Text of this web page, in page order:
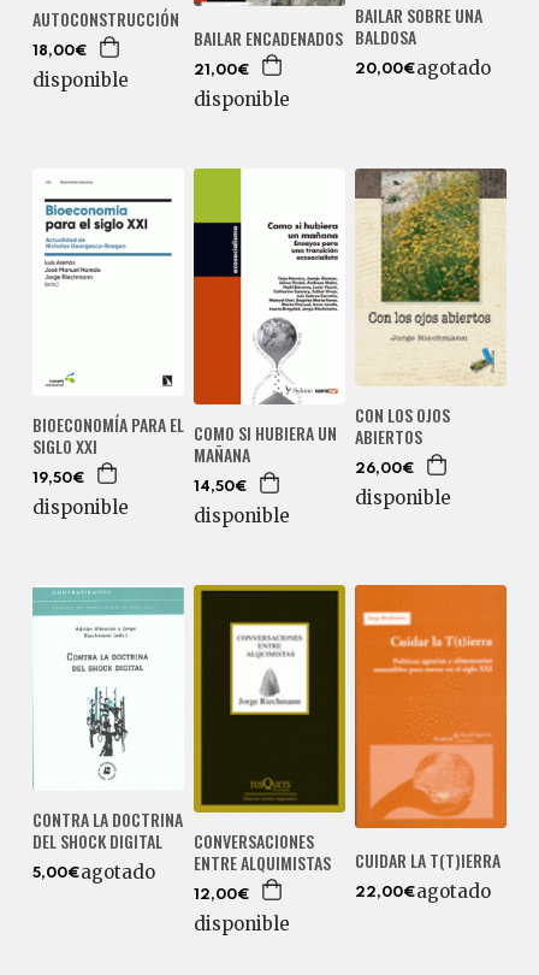
AUTOCONSTRUCCIÓN
18,00€
disponible
BAILAR ENCADENADOS
21,00€
disponible
BAILAR SOBRE UNA
BALDOSA
20,00€agotado
BIOECONOMÍA PARA EL
SIGLO XXI
19,50€
disponible
COMO SI HUBIERA UN
MAÑANA
14,50€
disponible
CON LOS OJOS
ABIERTOS
26,00€
disponible
CONTRA LA DOCTRINA
DEL SHOCK DIGITAL
5,00€agotado
CONVERSACIONES
ENTRE ALQUIMISTAS
12,00€
disponible
CUIDAR LA T(T)IERRA
22,00€agotado